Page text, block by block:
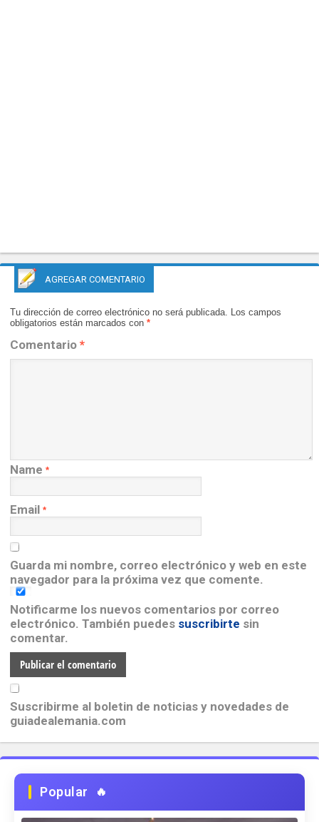
AGREGAR COMENTARIO
Tu dirección de correo electrónico no será publicada. Los campos
obligatorios están marcados con *
Comentario *
Name *
Email *
Guarda mi nombre, correo electrónico y web en este
navegador para la próxima vez que comente.
Notificarme los nuevos comentarios por correo
electrónico. También puedes suscribirte sin
comentar.
Suscribirme al boletin de noticias y novedades de
guiadealemania.com
Popular